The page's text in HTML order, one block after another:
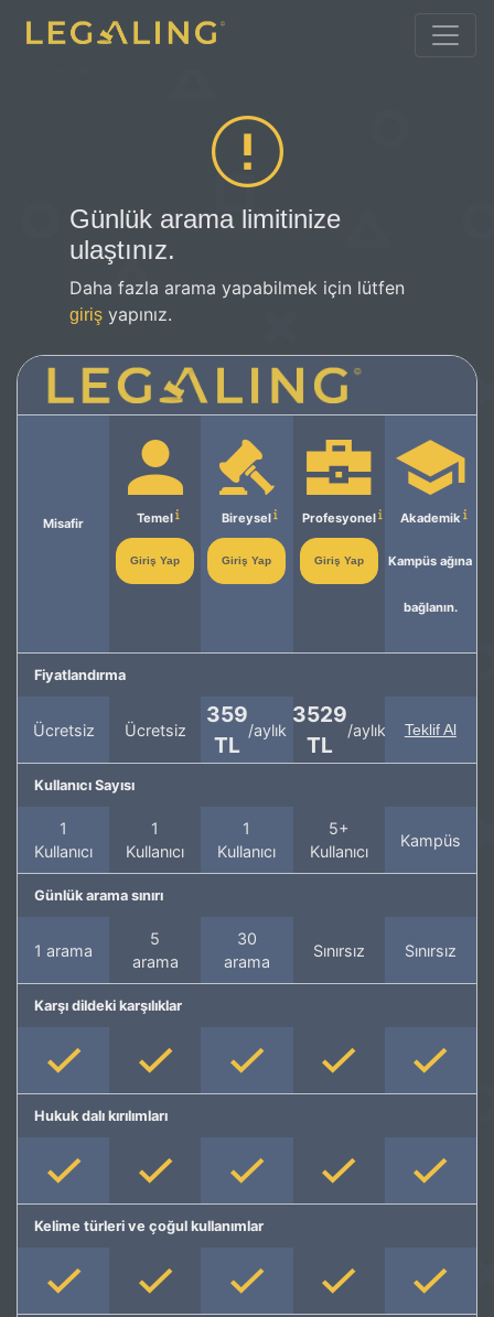
Günlük arama limitinize
ulaştınız.
Daha fazla arama yapabilmek için lütfen
giriş yapınız.
Misafir Temel
Giriş Yap
Bireysel
Giriş Yap
Profesyonel
Giriş Yap
Akademik
Kampüs ağına
bağlanın.
Fiyatlandırma
Ücretsiz Ücretsiz
359
TL
/aylık
3529
TL
/aylık Teklif Al
Kullanıcı Sayısı
1
Kullanıcı
1
Kullanıcı
1
Kullanıcı
5+
Kullanıcı
Kampüs
Günlük arama sınırı
1 arama
5
arama
30
arama
Sınırsız Sınırsız
Karşı dildeki karşılıklar
Hukuk dalı kırılımları
Kelime türleri ve çoğul kullanımlar